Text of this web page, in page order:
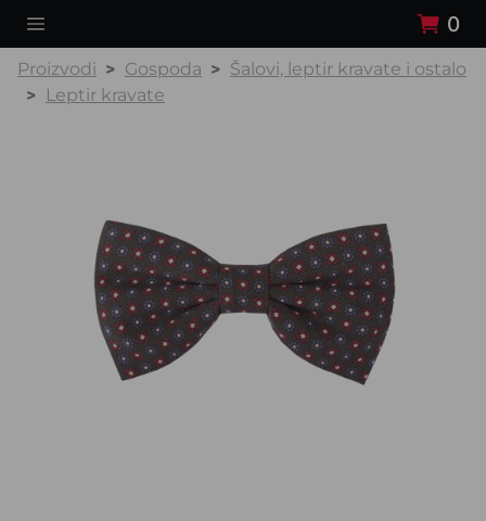
0
Proizvodi Gospoda
Šalovi, leptir kravate i ostalo
Leptir kravate